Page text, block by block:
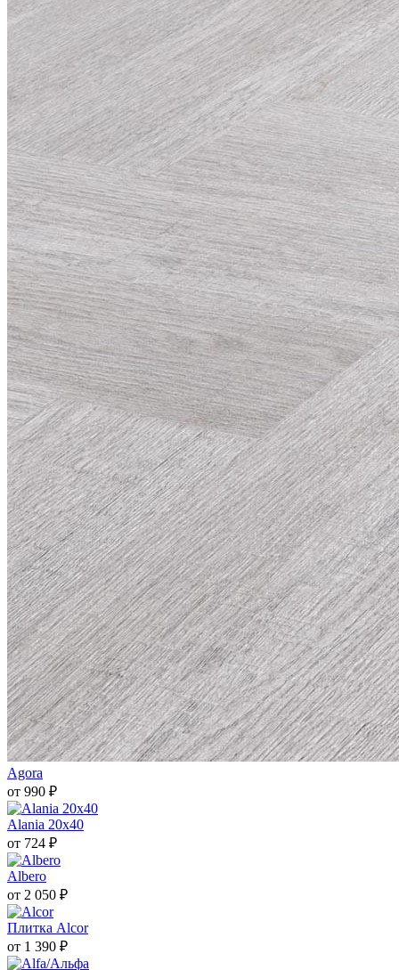
Agora
от 990 ₽
Alania 20х40
от 724 ₽
Albero
от 2 050 ₽
Плитка Alcor
от 1 390 ₽